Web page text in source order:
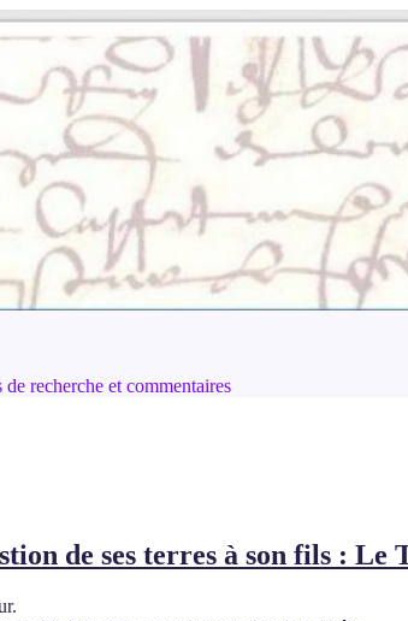
recherche et commentaires
de ses terres à son fils : Le